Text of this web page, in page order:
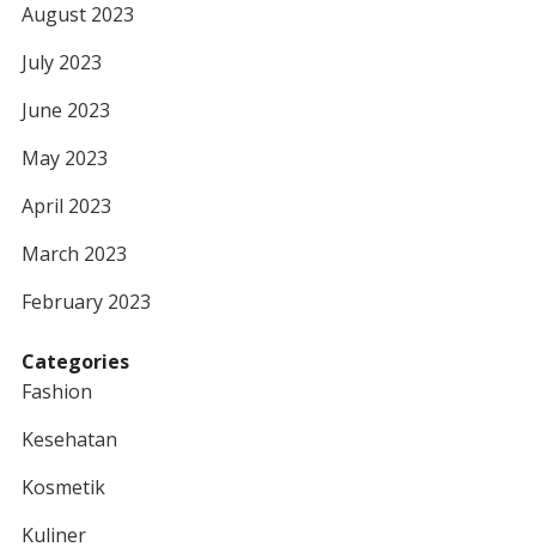
August 2023
July 2023
June 2023
May 2023
April 2023
March 2023
February 2023
Categories
Fashion
Kesehatan
Kosmetik
Kuliner